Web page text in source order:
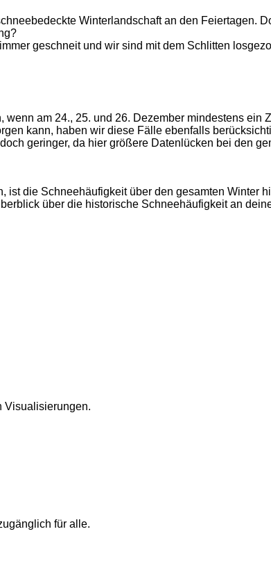
Winterlandschaft an den Feiertagen.
geschneit und wir sind mit dem Schlitten
am 24., 25. und 26. Dezember mindestens
kann, haben wir diese Fälle ebenfalls
geringer, da hier größere Datenlücken bei den
die Schneehäufigkeit über den gesamten Winter
über die historische Schneehäufigkeit an
Visualisierungen.
für alle.